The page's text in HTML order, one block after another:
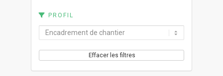
PROFIL
Effacer les filtres